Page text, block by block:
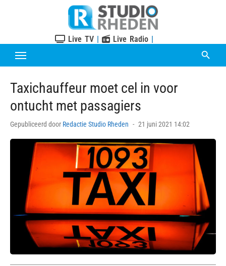
Live TV | Live Radio |
Taxichauffeur moet cel in voor
ontucht met passagiers
Gepubliceerd door Redactie Studio Rheden
Posted
21 juni 2021 14:02